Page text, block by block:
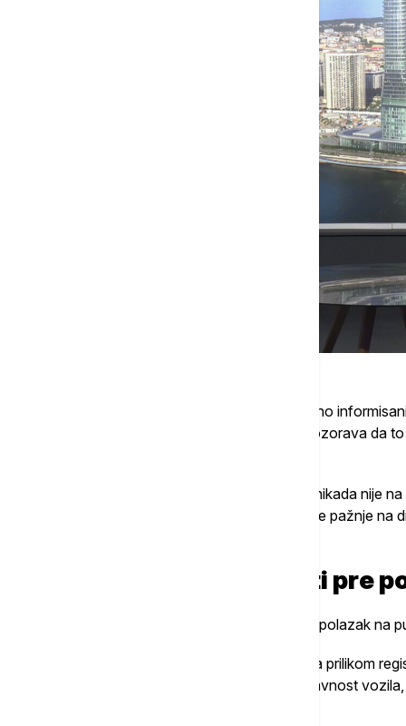
Mandić ocenjuje da su vozači danas znatno
aplikacijama i društvenim mrežama, ali upozorava da
"Informisanost jeste veća nego ranije, ali nikada nije
neprilagođena brzina, alkohol, neobraćanje pažnje na
Šta obavezno proveriti pre
Jedna od najčešćih grešaka vozača jeste polazak na
"Tehnički pregled jeste zakonska obaveza prilikom
dužeg puta dodatno proveri tehnička ispravnost